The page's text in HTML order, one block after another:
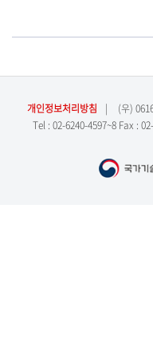
개인정보처리방침 |
(우)
Tel : 02-6240-4597~8 Fax :